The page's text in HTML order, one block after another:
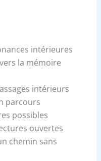
intérieures
la mémoire
intérieurs
parcours
possibles
ouvertes
chemin sans